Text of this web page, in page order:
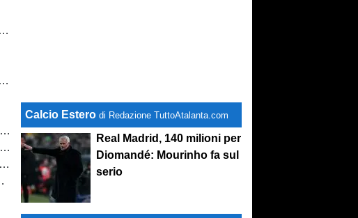
Calcio Estero di Redazione TuttoAtalanta.com
Real Madrid, 140 milioni per
Diomandé: Mourinho fa sul
serio